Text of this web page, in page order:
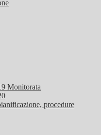
Monitorata
procedure